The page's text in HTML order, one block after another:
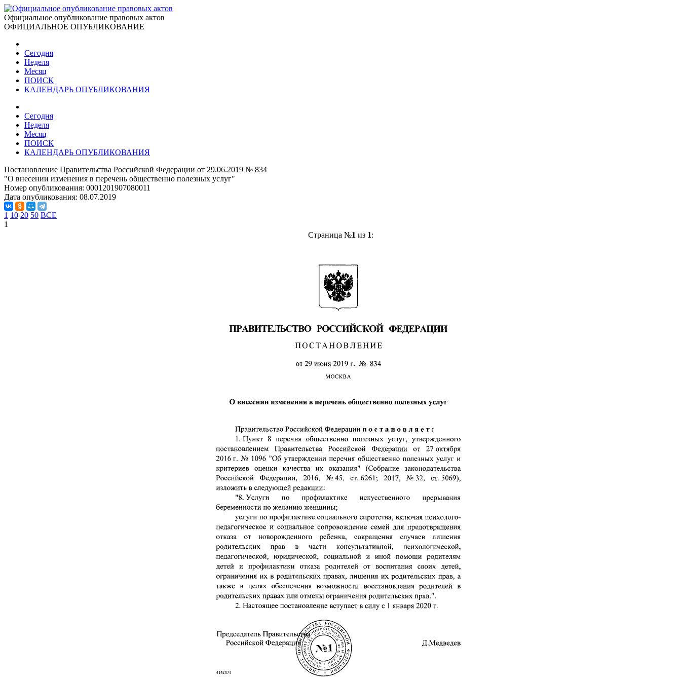
Официальное опубликование правовых актов
ОФИЦИАЛЬНОЕ ОПУБЛИКОВАНИЕ
Сегодня
Неделя
Месяц
ПОИСК
КАЛЕНДАРЬ ОПУБЛИКОВАНИЯ
Сегодня
Неделя
Месяц
ПОИСК
КАЛЕНДАРЬ ОПУБЛИКОВАНИЯ
Постановление Правительства Российской Федерации от 29.06.2019 № 834
"О внесении изменения в перечень общественно полезных услуг"
Номер опубликования: 0001201907080011
Дата опубликования: 08.07.2019
1 10 20 50 ВСЕ
1
Страница №1 из 1: